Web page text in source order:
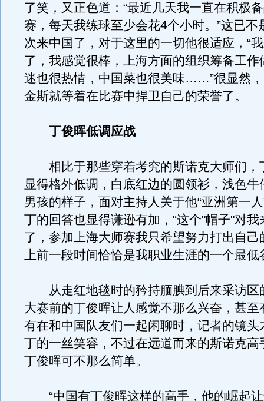
了笑，又正色道：“最近几天我一直在积极
赛，每天我练球至少会花4个小时。”这已不
次来中国了，对于这里的一切他很适应，“
了，我感觉很棒，上海方面的组织筹备工作
迷也很热情，中国菜也很美味……”很显然
金斯就等着在比赛中捍卫自己的荣誉了。
丁俊晖低调应战
相比于那些穿着考究的斯诺克大师们，
显得格外低调，白底红边的圆领衫，浅色牛
男孩的样子，面对主持人关于他“亚洲第一
丁的回答也显得谦逊有加，“这个"帽子"对
了，参加上海大师赛我只希望努力打出自己
上前一段时间恰恰是我职业生涯的一个最低
从走红地毯时的矜持腼腆到后来采访区
大赛前的丁俊晖让人感觉不那么兴奋，甚至
有在和中国队友们一起闲聊时，记者的镜头
丁的一丝笑容，不过在远道而来的斯诺克高
丁俊晖可不那么简单。
“中国有丁俊晖这样的高手，他的崛起让